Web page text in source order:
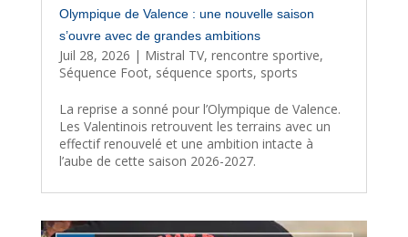
Olympique de Valence : une nouvelle saison
s’ouvre avec de grandes ambitions
Juil 28, 2026 | Mistral TV, rencontre sportive,
Séquence Foot, séquence sports, sports
La reprise a sonné pour l’Olympique de Valence.
Les Valentinois retrouvent les terrains avec un
effectif renouvelé et une ambition intacte à
l’aube de cette saison 2026-2027.